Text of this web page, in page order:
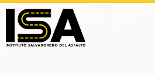
Skip
content